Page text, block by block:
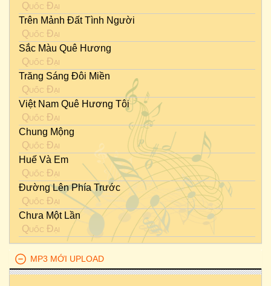
Quốc Đại
Trên Mảnh Đất Tình Người
Quốc Đại
Sắc Màu Quê Hương
Quốc Đại
Trăng Sáng Đôi Miền
Quốc Đại
Việt Nam Quê Hương Tôi
Quốc Đại
Chung Mộng
Quốc Đại
Huế Và Em
Quốc Đại
Đường Lên Phía Trước
Quốc Đại
Chưa Một Lần
Quốc Đại
MP3 MỚI UPLOAD